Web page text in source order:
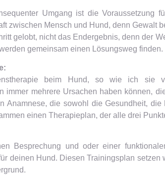
Umgang ist die
zwischen Mensch und Hund, denn Gewalt
gelobt, nicht das Endergebnis, denn der
gemeinsam einen Lösungsweg finden.
beim Hund, so wie ich sie
immer mehrere Ursachen haben können,
Anamnese, die sowohl die Gesundheit,
einen Therapieplan, der alle drei
Besprechung und oder einer
deinen Hund. Diesen Trainingsplan